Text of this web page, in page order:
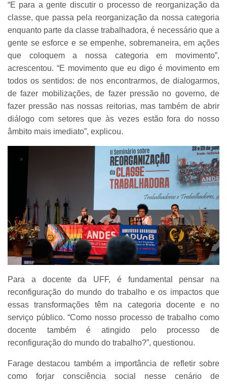
“E para a gente discutir o processo de reorganização da
classe, que passa pela reorganização da nossa categoria
enquanto parte da classe trabalhadora, é necessário que a
gente se esforce e se empenhe, sobremaneira, em ações
que coloquem a nossa categoria em movimento”,
acrescentou. “E movimento que eu digo é movimento em
todos os sentidos: de nos encontrarmos, de dialogarmos,
de fazer mobilizações, de fazer pressão no governo, de
fazer pressão nas nossas reitorias, mas também de abrir
diálogo com setores que às vezes estão fora do nosso
âmbito mais imediato”, explicou.
Para a docente da UFF, é fundamental pensar na
reconfiguração do mundo do trabalho e os impactos que
essas transformações têm na categoria docente e no
serviço público. “Como nosso processo de trabalho como
docente também é atingido pelo processo de
reconfiguração do mundo do trabalho?”, questionou.
Farage destacou também a importância de refletir sobre
como forjar consciência social nesse cenário de